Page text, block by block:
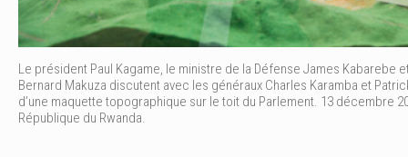
Le président Paul Kagame, le ministre de la Défense James Kabarebe
Bernard Makuza discutent avec les généraux Charles Karamba et
d’une maquette topographique sur le toit du Parlement. 13 décembre
République du Rwanda.